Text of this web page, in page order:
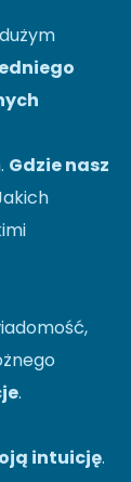
Gdzie nasz
.
intuicję.